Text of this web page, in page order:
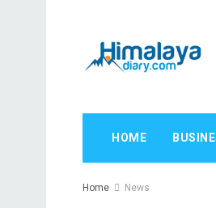
HOME
Home News